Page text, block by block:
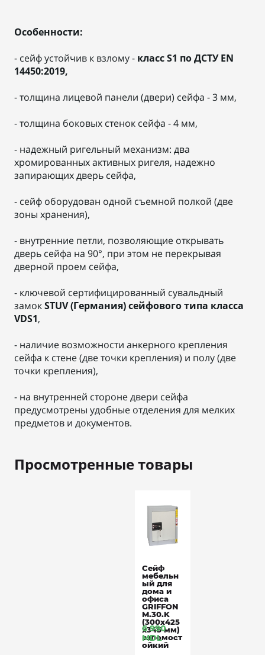
Особенности:
- сейф устойчив к взлому - класс S1 по ДСТУ EN
14450:2019,
- толщина лицевой панели (двери) сейфа - 3 мм,
- толщина боковых стенок сейфа - 4 мм,
- надежный ригельный механизм: два
хромированных активных ригеля, надежно
запирающих дверь сейфа,
- сейф оборудован одной съемной полкой (две
зоны хранения),
- внутренние петли, позволяющие открывать
дверь сейфа на 90°, при этом не перекрывая
дверной проем сейфа,
- ключевой сертифицированный сувальдный
замокSTUV (Германия) сейфового типа класса
VDS1,
- наличие возможности анкерного крепления
сейфа к стене (две точки крепления) и полу (две
точки крепления),
- на внутренней стороне двери сейфа
предусмотрены удобные отделения для мелких
предметов и документов.
Просмотренные товары
Сейф
мебельн
ый для
дома и
офиса
GRIFFON
M.30.K
(300x425
x345 мм)
взломост
ойкий
6 990
MDL